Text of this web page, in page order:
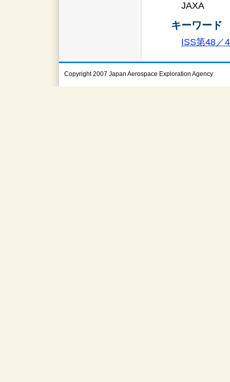
JAXA
キーワード
ISS第48／
Copyright 2007 Japan Aerospace Exploration Agency